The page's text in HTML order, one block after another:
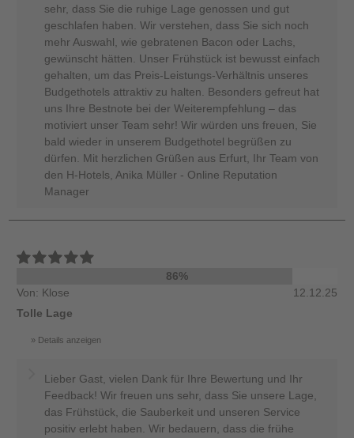
sehr, dass Sie die ruhige Lage genossen und gut
geschlafen haben. Wir verstehen, dass Sie sich noch
mehr Auswahl, wie gebratenen Bacon oder Lachs,
gewünscht hätten. Unser Frühstück ist bewusst einfach
gehalten, um das Preis-Leistungs-Verhältnis unseres
Budgethotels attraktiv zu halten. Besonders gefreut hat
uns Ihre Bestnote bei der Weiterempfehlung – das
motiviert unser Team sehr! Wir würden uns freuen, Sie
bald wieder in unserem Budgethotel begrüßen zu
dürfen. Mit herzlichen Grüßen aus Erfurt, Ihr Team von
den H-Hotels, Anika Müller - Online Reputation
Manager
86%
Von: Klose
12.12.25
Tolle Lage
Details anzeigen
Lieber Gast, vielen Dank für Ihre Bewertung und Ihr
Feedback! Wir freuen uns sehr, dass Sie unsere Lage,
das Frühstück, die Sauberkeit und unseren Service
positiv erlebt haben. Wir bedauern, dass die frühe